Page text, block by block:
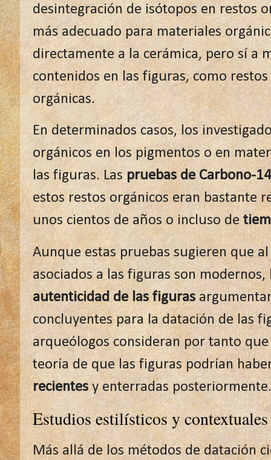
desintegración de isótopos en restos
más adecuado para materiales
directamente a la cerámica, pero sí a
contenidos en las figuras, como
orgánicas.
En determinados casos, los
orgánicos en los pigmentos o en
las figuras. Laspruebas de Carbono-14
estos restos orgánicos eran bastante
unos cientos de años o incluso de
Aunque estas pruebas sugieren que
asociados a las figuras son
autenticidad de las figuras
concluyentes para la datación de las
arqueólogos consideran por tanto
teoría de que las figuras podrían
recientesy enterradas posteriormente.
Estudios estilísticos y contextuales
Más allá de los métodos de datación